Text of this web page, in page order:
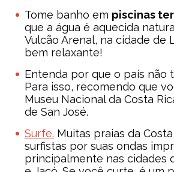
Tome banho em piscinas
que a água é aquecida
Vulcão Arenal, na cidade de
bem relaxante!
Entenda por que o país não
Para isso, recomendo que
Museu Nacional da Costa
de San José.
Surfe. Muitas praias da
surfistas por suas ondas
principalmente nas cidades